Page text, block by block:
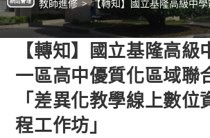
> 教師進修 > 【轉知】國立基隆高級中
【轉知】國立基隆高
一區高中優質化區域聯
「差異化教學線上數
程工作坊」